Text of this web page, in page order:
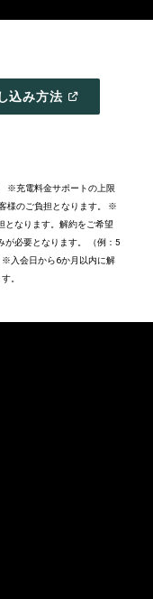
込み方法( OPEN
※充電料金サポートの上限
様のご負担となります。 ※
となります。解約をご希望
が必要となります。 （例：5
※入会日から6か月以内に解
。​